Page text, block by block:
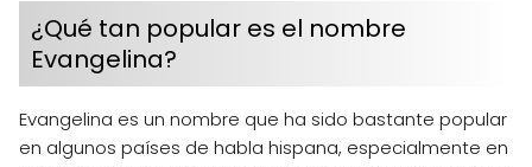
¿Qué tan popular es el nombre
Evangelina?
Evangelina es un nombre que ha sido bastante popular
en algunos países de habla hispana, especialmente en